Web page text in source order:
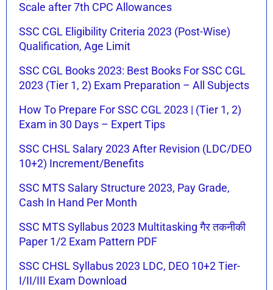
Scale after 7th CPC Allowances
SSC CGL Eligibility Criteria 2023 (Post-Wise)
Qualification, Age Limit
SSC CGL Books 2023: Best Books For SSC CGL
2023 (Tier 1, 2) Exam Preparation – All Subjects
How To Prepare For SSC CGL 2023 | (Tier 1, 2)
Exam in 30 Days – Expert Tips
SSC CHSL Salary 2023 After Revision (LDC/DEO
10+2) Increment/Benefits
SSC MTS Salary Structure 2023, Pay Grade,
Cash In Hand Per Month
SSC MTS Syllabus 2023 Multitasking गैर तकनीकी
Paper 1/2 Exam Pattern PDF
SSC CHSL Syllabus 2023 LDC, DEO 10+2 Tier-
I/II/III Exam Download